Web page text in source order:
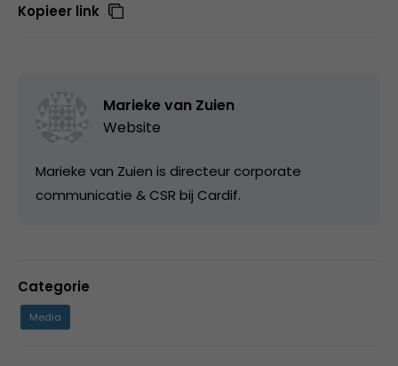
Kopieer link
Marieke van Zuien
Website
Marieke van Zuien is directeur corporate
communicatie & CSR bij Cardif.
Categorie
Media